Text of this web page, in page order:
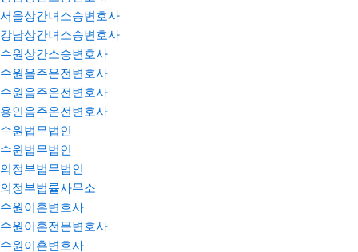
서울상간녀소송변호사
강남상간녀소송변호사
수원상간소송변호사
수원음주운전변호사
수원음주운전변호사
용인음주운전변호사
수원법무법인
수원법무법인
의정부법무법인
의정부법률사무소
수원이혼변호사
수원이혼전문변호사
수원이혼변호사